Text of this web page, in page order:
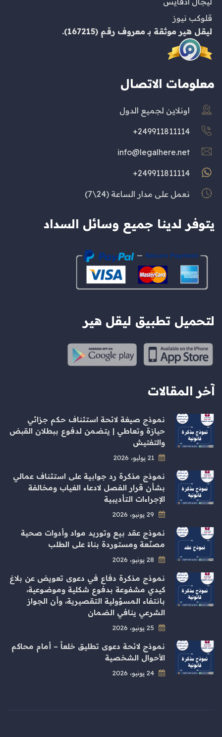
قلوكب نيوز
ليقل هير موثقة بـ معروف رقم (167215).
معلومات الاتصال
اونلاين لجميع الدول
249911811114+
info@legalhere.net
249911811114+
نعمل على مدار الساعة (24\7)
يتوفر لدينا جميع وسائل السداد
لتحميل تطبيق ليقل هير
آخر المقالات
نموذج صيغة لائحة استئناف حكم جزائي
حيازة وتعاطي | يتضمن لدفوع ببطلان القبض
والتفتيش
نموذج مذكرة رد جوابية على استئناف عمالي
بشأن قرار الفصل لادعاء الغياب ومخالفة
الإجراءات التأديبية
نموذج عقد بيع وتوريد مواد وأدوات صحية
مصنّعة ومستوردة بناءً على الطلب
نموذج مذكرة دفاع في دعوى تعويض عن بلاغ
كيدي مشفوعة بدفوع شكلية وموضوعية،
بانتفاء المسؤولية التقصيرية، وأن الجواز
الشرعي ينافي الضمان
نموذج لائحة دعوى تطليق خلعاً – أمام محاكم
الأحوال الشخصية